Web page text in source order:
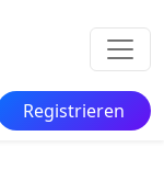
Registrieren